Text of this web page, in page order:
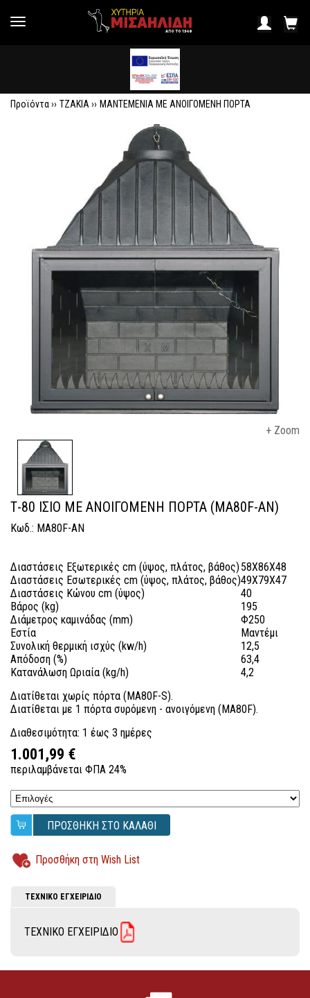
Προϊόντα ›› ΤΖΑΚΙΑ ›› ΜΑΝΤΕΜΕΝΙΑ ΜΕ ΑΝΟΙΓΟΜΕΝΗ ΠΟΡΤΑ
+ Zoom
Τ-80 ΙΣΙΟ ΜΕ ΑΝΟΙΓΟΜΕΝΗ ΠΟΡΤΑ (MA80F-AN)
Κωδ.: MA80F-AN
Διαστάσεις Εξωτερικές cm (ύψος, πλάτος, βάθος) 58X86X48
Διαστάσεις Εσωτερικές cm (ύψος, πλάτος, βάθος)49X79X47
Διαστάσεις Κώνου cm (ύψος)
40
Βάρος (kg)
195
Διάμετρος καμινάδας (mm)
Φ250
Εστία
Μαντέμι
Συνολική θερμική ισχύς (kw/h)
12,5
Απόδοση (%)
63,4
Κατανάλωση Ωριαία (kg/h)
4,2
Διατίθεται χωρίς πόρτα (MA80F-S).
Διατίθεται με 1 πόρτα συρόμενη - ανοιγόμενη (MA80F).
Διαθεσιμότητα: 1 έως 3 ημέρες
1.001,99 €
περιλαμβάνεται ΦΠΑ 24%
ΠΡΟΣΘΗΚΗ ΣΤΟ ΚΑΛΑΘΙ
Προσθήκη στη Wish List
ΤΕΧΝΙΚΟ ΕΓΧΕΙΡΙΔΙΟ
ΤΕΧΝΙΚΟ ΕΓΧΕΙΡΙΔΙΟ